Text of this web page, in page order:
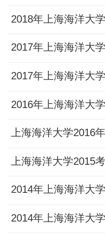
2018年上海海洋大
2017年上海海洋大
2017年上海海洋大
2016年上海海洋大
上海海洋大学2016
上海海洋大学2015
2014年上海海洋大
2014年上海海洋大